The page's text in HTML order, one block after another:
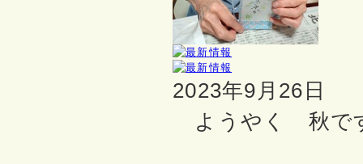
2023年9月26日
ようやく 秋で